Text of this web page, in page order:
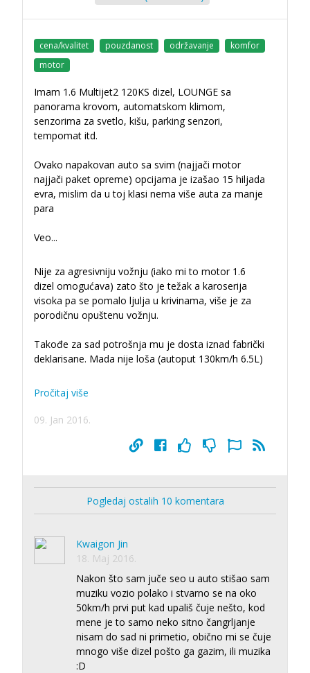
cena/kvalitet pouzdanost održavanje
komfor
motor
Imam 1.6 Multijet2 120KS dizel, LOUNGE sa
panorama krovom, automatskom klimom,
senzorima za svetlo, kišu, parking senzori,
tempomat itd.
Ovako napakovan auto sa svim (najjači motor
najjači paket opreme) opcijama je izašao 15 hiljada
evra, mislim da u toj klasi nema više auta za manje
para
Veo...
Nije za agresivniju vožnju (iako mi to motor 1.6
dizel omogućava) zato što je težak a karoserija
visoka pa se pomalo ljulja u krivinama, više je za
porodičnu opuštenu vožnju.
Takođe za sad potrošnja mu je dosta iznad fabrički
deklarisane. Mada nije loša (autoput 130km/h 6.5L)
Pročitaj više
09. Jan 2016.
Pogledaj ostalih 10 komentara
Kwaigon Jin
18. Maj 2016.
Nakon što sam juče seo u auto stišao sam
muziku vozio polako i stvarno se na oko
50km/h prvi put kad upališ čuje nešto, kod
mene je to samo neko sitno čangrljanje
nisam do sad ni primetio, obično mi se čuje
mnogo više dizel pošto ga gazim, ili muzika
:D